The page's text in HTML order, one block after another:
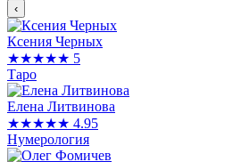
‹
Ксения Черных
★★★★★ 5
Таро
Елена Литвинова
★★★★★ 4.95
Нумерология